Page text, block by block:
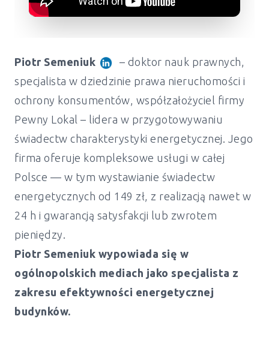
Piotr Semeniuk
– doktor nauk prawnych,
specjalista w dziedzinie prawa nieruchomości i
ochrony konsumentów, współzałożyciel firmy
Pewny Lokal – lidera w przygotowywaniu
świadectw charakterystyki energetycznej. Jego
firma oferuje kompleksowe usługi w całej
Polsce — w tym wystawianie świadectw
energetycznych od 149 zł, z realizacją nawet w
24 h i gwarancją satysfakcji lub zwrotem
pieniędzy.
Piotr Semeniuk wypowiada się w
ogólnopolskich mediach jako specjalista z
zakresu efektywności energetycznej
budynków.
Świadectwo energetyczne mieszkanie i